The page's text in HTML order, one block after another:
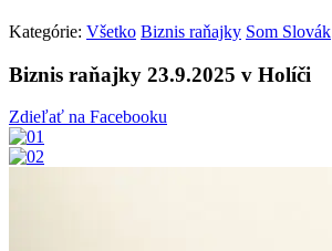
Kategórie: Všetko Biznis raňajky Som Slovák
Biznis raňajky 23.9.2025 v Holíči
Zdieľať na Facebooku